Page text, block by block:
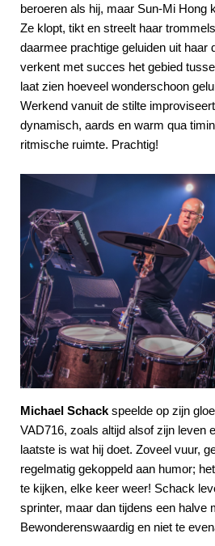
beroeren als hij, maar Sun-Mi Hong
Ze klopt, tikt en streelt haar
daarmee prachtige geluiden uit haar
verkent met succes het gebied
laat zien hoeveel wonderschoon
Werkend vanuit de stilte
dynamisch, aards en warm qua
ritmische ruimte. Prachtig!
Michael Schack speelde op zijn
VAD716, zoals altijd alsof zijn leven
laatste is wat hij doet. Zoveel vuur,
regelmatig gekoppeld aan humor;
te kijken, elke keer weer! Schack
sprinter, maar dan tijdens een halve
Bewonderenswaardig en niet te